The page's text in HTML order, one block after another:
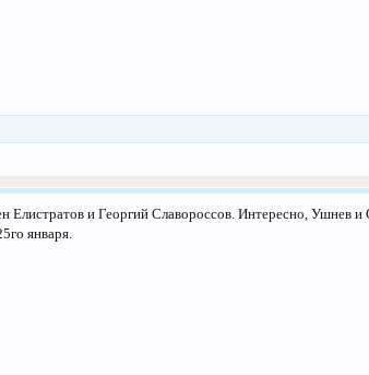
и Георгий Славороссов. Интересно, Ушнев и
января.